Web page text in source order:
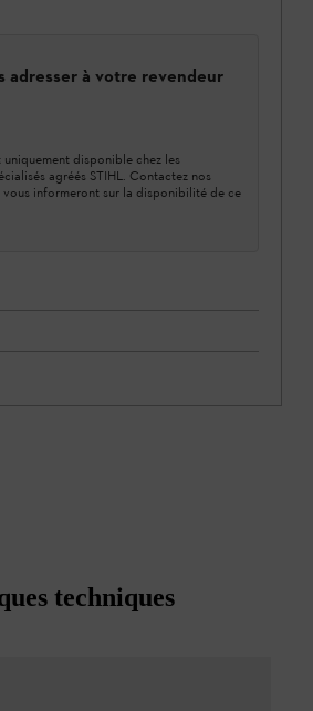
adresser à votre revendeur
disponible chez les
agréés STIHL. Contactez nos
vous informeront sur la disponibilité de ce
techniques